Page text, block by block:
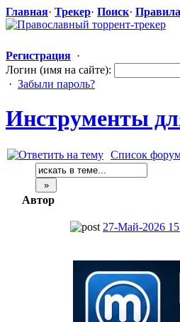
Главная· Трекер· Поиск· Правила
Регистрация ·
Логин (имя на сайте):
· Забыли пароль?
Инструменты
Список
Автор
27-Май-2026